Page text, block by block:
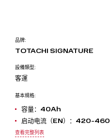
品牌:
TOTACHI SIGNATURE
設備類型:
客運
基本規格:
容量：40Ah
启动电流（EN）：420-460
查看完整列表